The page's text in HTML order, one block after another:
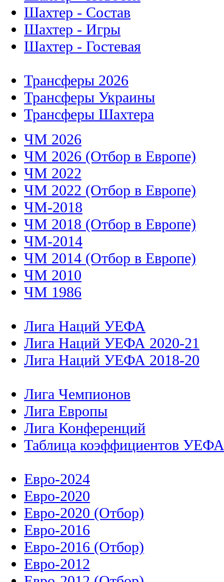
Шахтер - Состав
Шахтер - Игры
Шахтер - Гостевая
Трансферы 2026
Трансферы Украины
Трансферы Шахтера
ЧМ 2026
ЧМ 2026 (Отбор в Европе)
ЧМ 2022
ЧМ 2022 (Отбор в Европе)
ЧМ-2018
ЧМ 2018 (Отбор в Европе)
ЧМ-2014
ЧМ 2014 (Отбор в Европе)
ЧМ 2010
ЧМ 1986
Лига Наций УЕФА
Лига Наций УЕФА 2020-21
Лига Наций УЕФА 2018-20
Лига Чемпионов
Лига Европы
Лига Конференций
Таблица коэффициентов УЕФА
Евро-2024
Евро-2020
Евро-2020 (Отбор)
Евро-2016
Евро-2016 (Отбор)
Евро-2012